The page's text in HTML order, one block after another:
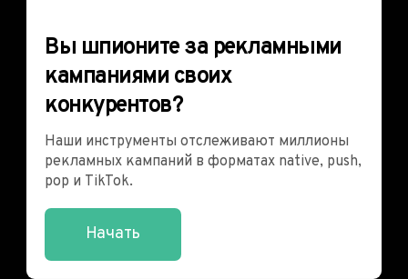
Вы шпионите за рекламными
кампаниями своих
конкурентов?
Наши инструменты отслеживают миллионы
рекламных кампаний в форматах native, push,
pop и TikTok.
Начать